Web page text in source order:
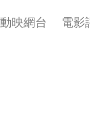
動映網台 電影